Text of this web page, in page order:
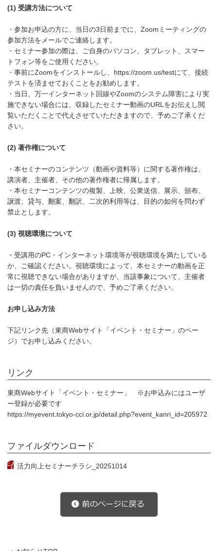
(1) 受講方法について
・参加お申込の方に、当日の3日前までに、Zoomミーティングの
参加方法をメールでご連絡します。
・セミナー参加の際は、ご自身のパソコン、タブレット、スマー
トフォン等をご使用ください。
・事前にZoomをインストールし、 https://zoom.us/testにて、接続
テストを済ませておくことをお勧めします。
・当日、万一インターネット回線やZoomのシステム障害により実
施できない場合には、収録したセミナー動画のURLをお伝えし閲
覧いただくことで代えさせていただきますので、予めご了承くだ
さい。
(2) 著作権について
・本セミナーのコンテンツ（動画や資料等）に関する著作権は、
講演者、主催者、その他の著作権者に帰属します。
・本セミナーコンテンツの複製、上映、公衆送信、展示、頒布、
譲渡、貸与、翻案、翻訳、二次的利用等は、目的の如何を問わず
禁止とします。
(3) 視聴環境について
・受講用のPC・インターネット環境等が視聴環境を満たしている
か、ご確認ください。視聴環境によって、本セミナーの動画を正
常に視聴できない場合がありますが、当該事象について、主催者
は一切の責任を負いませんので、予めご了承ください。
お申し込み方法
下記リンク先（東商Webサイト「イベント・セミナー」のペー
ジ）でお申し込みください。
リンク
東商Webサイト「イベント・セミナー」 ※お申込みにはユーザ
ー登録が必要です
https://myevent.tokyo-cci.or.jp/detail.php?event_kanri_id=205972
ファイルダウンロード
活力向上セミナーチラシ_20251014